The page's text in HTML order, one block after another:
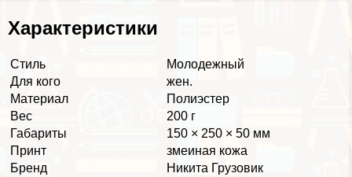
Хаpaктеристики
Стиль
Молодежный
Для кого
жен.
Материал
Полиэстер
Вес
200 г
Габариты
150 × 250 × 50 мм
Принт
змеиная кожа
Бренд
Никита Грузовик